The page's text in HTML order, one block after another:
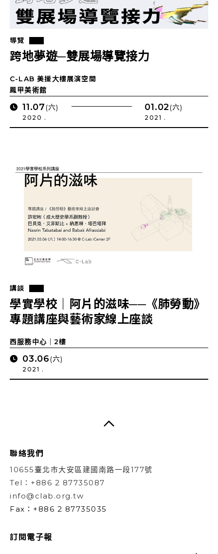
導覽
跨地夢遊─雙展場導覽接力
C-LAB 美援大樓展演空間
鳳甲美術館
11.07(六)
2020 .
01.02(六)
2021 .
講談
學實學校｜阿片的滋味──《肺勞動》
專題講座與藝術家線上座談
西服務中心｜2樓
03.06(六)
2021 .
聯絡我們
10655臺北市大安區建國南路一段177號
Tel：+886 2 87735087
info@clab.org.tw
Fax：+886 2 87735035
訂閱電子報